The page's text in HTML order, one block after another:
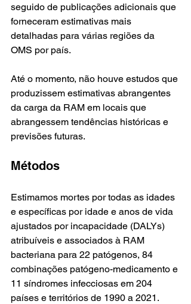
seguido de publicações adicionais que
forneceram estimativas mais
detalhadas para várias regiões da
OMS por país.
Até o momento, não houve estudos que
produzissem estimativas abrangentes
da carga da RAM em locais que
abrangessem tendências históricas e
previsões futuras.
Métodos
Estimamos mortes por todas as idades
e específicas por idade e anos de vida
ajustados por incapacidade (DALYs)
atribuíveis e associados à RAM
bacteriana para 22 patógenos, 84
combinações patógeno-medicamento e
11 síndromes infecciosas em 204
países e territórios de 1990 a 2021.